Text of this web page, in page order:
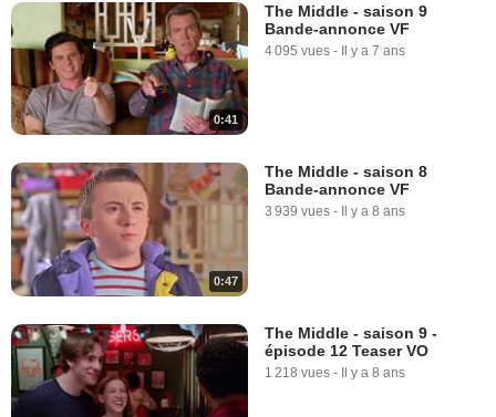
0:41
The Middle - saison 9
Bande-annonce VF
4 095 vues - Il y a 7 ans
0:47
The Middle - saison 8
Bande-annonce VF
3 939 vues - Il y a 8 ans
The Middle - saison 9 -
épisode 12 Teaser VO
1 218 vues - Il y a 8 ans